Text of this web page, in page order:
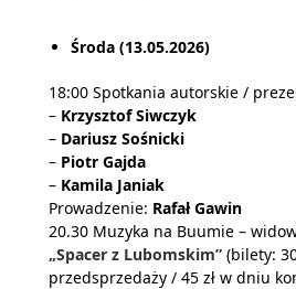
Środa (13.05.2026)
18:00 Spotkania autorskie /
– Krzysztof Siwczyk
– Dariusz Sośnicki
– Piotr Gajda
– Kamila Janiak
Prowadzenie: Rafał Gawin
20.30 Muzyka na Buumie –
„Spacer z Lubomskim” (bilety:
przedsprzedaży / 45 zł w dniu